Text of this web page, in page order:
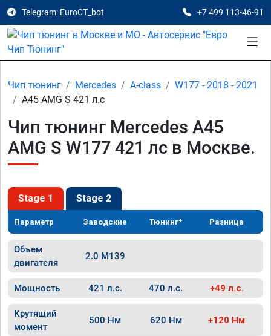
Telegram: EuroCT_bot +7 499 113-46-91
Чип тюнинг Mercedes A-class
W177 - 2018 - 2021
A45 AMG S 421 л.с
Чип тюнинг Mercedes A45
AMG S W177 421 лс в Москве.
Stage 1 Stage 2
Параметр Заводские Тюнинг* Разница
Объем
двигателя
2.0 M139
Мощность 421 л.с. 470 л.с. +49 л.с.
Крутящий
момент
500 Нм 620 Нм +120 Нм